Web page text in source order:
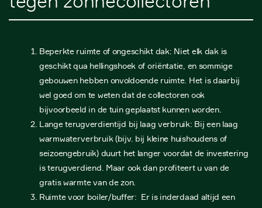
Beperkte ruimte of ongeschikt dak: Niet elk dak is
geschikt qua hellingshoek of oriëntatie, en sommige
gebouwen hebben onvoldoende ruimte. Het is daarbij
wel goed om te weten dat de collectoren ook
bijvoorbeeld in de tuin geplaatst kunnen worden.
Lange terugverdientijd bij laag verbruik: Bij een laag
warmwaterverbruik (bijv. bij kleine huishoudens of
seizoengebruik) duurt het langer voordat de investering
is terugverdiend. Maar ook dan profiteert u van de
gratis warmte van de zon.
Ruimte voor boiler/buffer: Er is inderdaad altijd een